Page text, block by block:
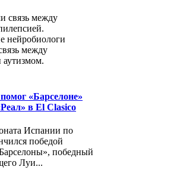
связь между
нейробиологи
между
аутизмом.
«Барселоне»
в El Clasico
Испании по
победой
победный
Луи...